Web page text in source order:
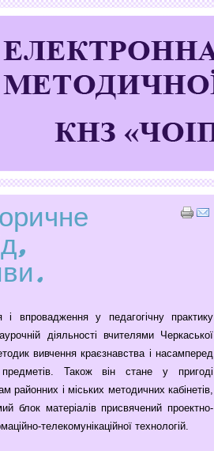
впровадження у педагогічну практику
діяльності вчителями Черкаської
вивчення краєзнавства і насамперед
предметів. Також він стане у пригоді
районних і міських методичних кабінетів,
блок матеріалів присвячений проектно-
телекомунікаційної технологій.